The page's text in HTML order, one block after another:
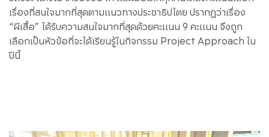
เรื่องที่สนใจมากที่สุดตามแนวทางประชาธิปไตย ปรากฏว่าเรื่อง
“ผีเสื้อ” ได้รับความสนใจมากที่สุดด้วยคะแนน 9 คะแนน จึงถูก
เลือกเป็นหัวข้อที่จะได้เรียนรู้ในกิจกรรม Project Approach ใน
ปีนี้